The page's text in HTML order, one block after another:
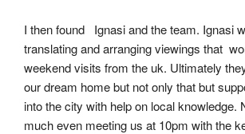
I then found   Ignasi and the team. Ignasi
translating and arranging viewings that
weekend visits from the uk. Ultimately
our dream home but not only that but
into the city with help on local knowledge.
much even meeting us at 10pm with the